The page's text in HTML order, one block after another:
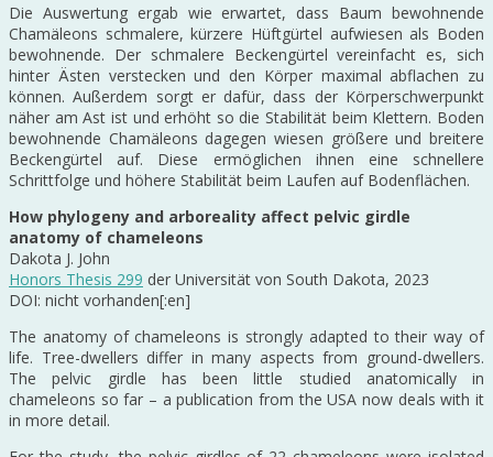
Die Auswertung ergab wie erwartet, dass Baum bewohnende
Chamäleons schmalere, kürzere Hüftgürtel aufwiesen als Boden
bewohnende. Der schmalere Beckengürtel vereinfacht es, sich
hinter Ästen verstecken und den Körper maximal abflachen zu
können. Außerdem sorgt er dafür, dass der Körperschwerpunkt
näher am Ast ist und erhöht so die Stabilität beim Klettern. Boden
bewohnende Chamäleons dagegen wiesen größere und breitere
Beckengürtel auf. Diese ermöglichen ihnen eine schnellere
Schrittfolge und höhere Stabilität beim Laufen auf Bodenflächen.
How phylogeny and arboreality affect pelvic girdle
anatomy of chameleons
Dakota J. John
Honors Thesis 299 der Universität von South Dakota, 2023
DOI: nicht vorhanden[:en]
The anatomy of chameleons is strongly adapted to their way of
life. Tree-dwellers differ in many aspects from ground-dwellers.
The pelvic girdle has been little studied anatomically in
chameleons so far – a publication from the USA now deals with it
in more detail.